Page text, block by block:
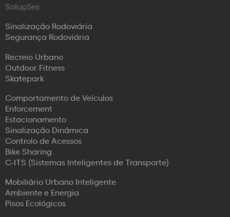
Soluções
Sinalização Rodoviária
Segurança Rodoviária
Recreio Urbano
Outdoor Fitness
Skatepark
Comportamento de Veículos
Enforcement
Estacionamento
Sinalização Dinâmica
Controlo de Acessos
Bike Sharing
C-ITS (Sistemas Inteligentes de Transporte)
Mobiliário Urbano Inteligente
Ambiente e Energia
Pisos Ecológicos